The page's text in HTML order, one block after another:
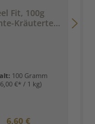
Fit, 100g
Kräutertee
100 Gramm
€* / 1 kg)
Regulärer Preis:
6,60 €